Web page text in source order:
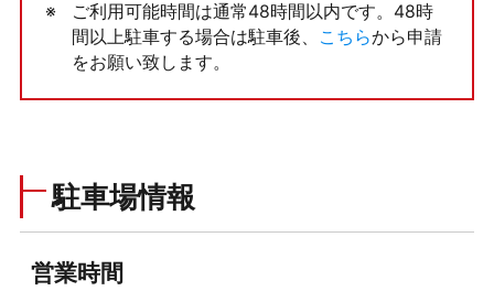
ご利用可能時間は通常48時間以内です。48時
間以上駐車する場合は駐車後、
こちらから申請
をお願い致します。
駐車場情報
営業時間